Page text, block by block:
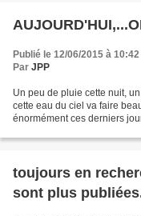
Publié le 12/06/2015 à 10:42
Par JPP
Un peu de pluie cette nuit,
cette eau du ciel va faire
énormément ces derniers
toujours en
sont plus